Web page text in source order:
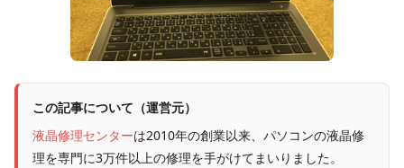
この記事について（運営元）
液晶修理センターは2010年の創業以来、パソコンの液晶修
理を専門に3万件以上の修理を手がけてまいりました。